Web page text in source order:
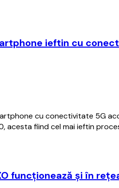
ieftin cu
cu conectivitate 5G
acesta fiind cel mai ieftin
funcţionează şi în